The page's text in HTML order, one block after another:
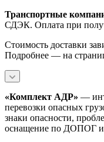
Транспортные
СДЭК. Оплата при
Стоимость доставки
Подробнее — на
«Комплект АДР» —
перевозки опасных
знаки опасности,
оснащение по ДОПОГ и